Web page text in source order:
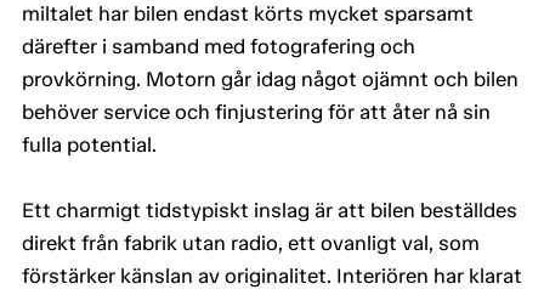
miltalet har bilen endast körts mycket sparsamt
därefter i samband med fotografering och
provkörning. Motorn går idag något ojämnt och bilen
behöver service och finjustering för att åter nå sin
fulla potential.
Ett charmigt tidstypiskt inslag är att bilen beställdes
direkt från fabrik utan radio, ett ovanligt val, som
förstärker känslan av originalitet. Interiören har klarat